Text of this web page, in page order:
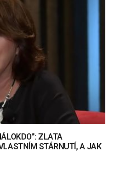
ZLATA
STÁRNUTÍ, A JAK